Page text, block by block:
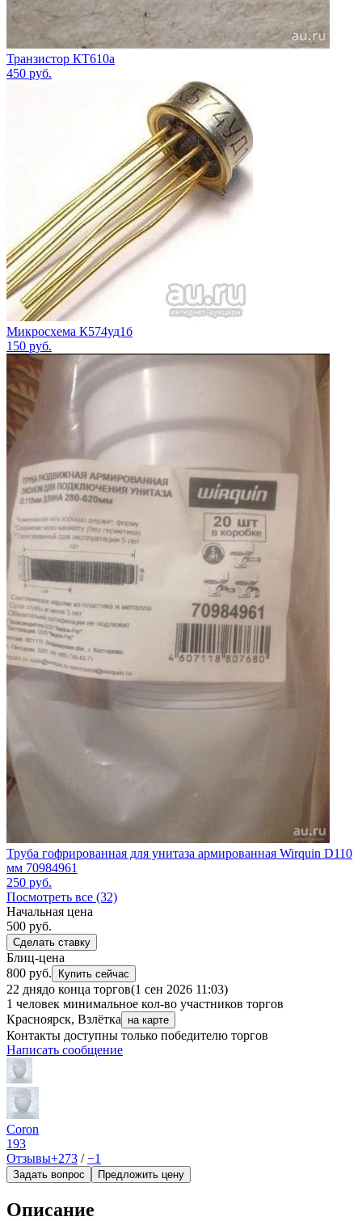
Транзистор КТ610а
450 руб.
Микросхема К574уд1б
150 руб.
Труба гофрированная для унитаза армированная Wirquin D110
мм 70984961
250 руб.
Посмотреть все (32)
Начальная цена
500 руб.
Сделать ставку
Блиц-цена
800 руб.
Купить сейчас
22 днядо конца торгов(1 сен 2026 11:03)
1 человек минимальное кол-во участников торгов
Красноярск, Взлётка
на карте
Контакты доступны только победителю торгов
Написать сообщение
Coron
193
Отзывы+273 /−1
Задать вопрос Предложить цену
Описание